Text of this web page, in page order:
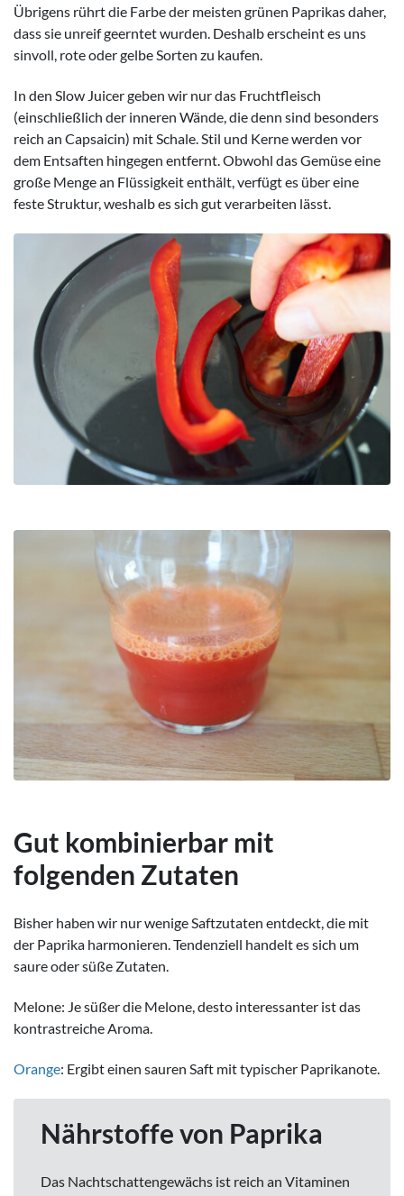
Übrigens rührt die Farbe der meisten grünen Paprikas daher,
dass sie unreif geerntet wurden. Deshalb erscheint es uns
sinvoll, rote oder gelbe Sorten zu kaufen.
In den Slow Juicer geben wir nur das Fruchtfleisch
(einschließlich der inneren Wände, die denn sind besonders
reich an Capsaicin) mit Schale. Stil und Kerne werden vor
dem Entsaften hingegen entfernt. Obwohl das Gemüse eine
große Menge an Flüssigkeit enthält, verfügt es über eine
feste Struktur, weshalb es sich gut verarbeiten lässt.
Gut kombinierbar mit
folgenden Zutaten
Bisher haben wir nur wenige Saftzutaten entdeckt, die mit
der Paprika harmonieren. Tendenziell handelt es sich um
saure oder süße Zutaten.
Melone: Je süßer die Melone, desto interessanter ist das
kontrastreiche Aroma.
Orange: Ergibt einen sauren Saft mit typischer Paprikanote.
Nährstoffe von Paprika
Das Nachtschattengewächs ist reich an Vitaminen